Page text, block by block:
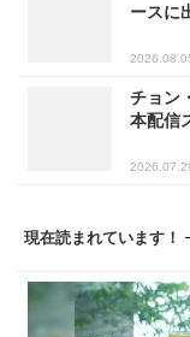
ースに
チョン
本配信
現在読まれています！